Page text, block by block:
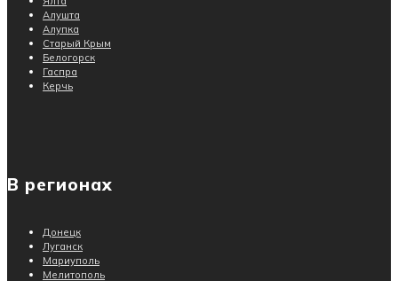
Алушта
Алупка
Старый Крым
Белогорск
Гаспра
Керчь
В регионах
Донецк
Луганск
Мариуполь
Мелитополь